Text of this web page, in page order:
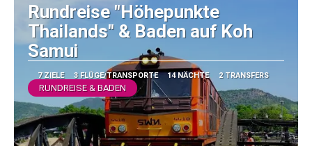
Rundreise "Höhepunkte
Thailands" & Baden auf Koh
Samui
7 ZIELE 3 FLÜGE/TRANSPORTE 14 NÄCHTE 2 TRANSFERS
RUNDREISE & BADEN